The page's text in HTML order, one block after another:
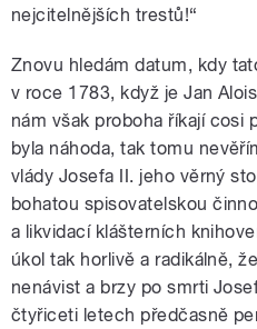
nejcitelnějších trestů!“
Znovu hledám datum, kdy
v roce 1783, když je Jan
nám však proboha říkají cosi
byla náhoda, tak tomu
vlády Josefa II. jeho věrný
bohatou spisovatelskou
a likvidací klášterních
úkol tak horlivě a radikálně,
nenávist a brzy po smrti
čtyřiceti letech předčasně